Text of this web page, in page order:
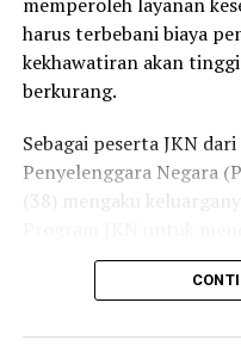
karena saya bisa
Saya juga bersyukur
memberikan
yang membutuhkan,”
Elok mengaku sangat
Keliling di desanya.
sekaligus berkonsultasi
pembayaran iuran dan
Menurutnya, petugas
harus terbebani biaya
kekhawatiran akan
berkurang.
Sebagai peserta JKN
Penyelenggara Negara
(38) mengaku
Bersama suami dan
pengalaman yang